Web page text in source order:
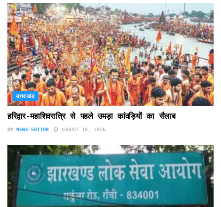
उत्तराखंड
हरिद्वार-महाशिवरात्रि से पहले उमड़ा कांवड़ियों का सैलाब
BY NEWS-EDITOR AUGUST 10, 2026